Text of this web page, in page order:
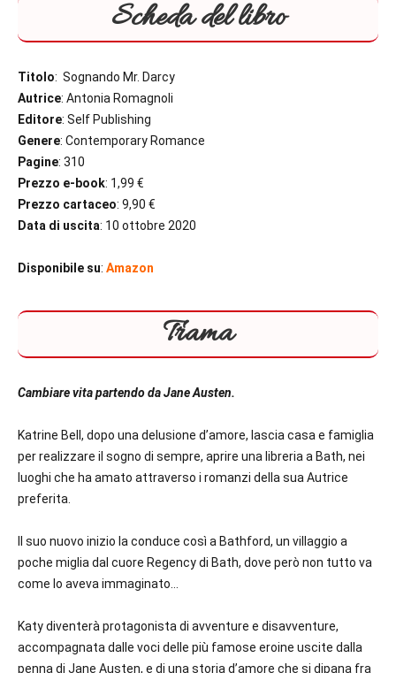
Scheda del libro
Titolo: Sognando Mr. Darcy
Autrice: Antonia Romagnoli
Editore: Self Publishing
Genere: Contemporary Romance
Pagine: 310
Prezzo e-book: 1,99 €
Prezzo cartaceo: 9,90 €
Data di uscita: 10 ottobre 2020
Disponibile su: Amazon
Trama
Cambiare vita partendo da Jane Austen.
Katrine Bell, dopo una delusione d’amore, lascia casa e famiglia
per realizzare il sogno di sempre, aprire una libreria a Bath, nei
luoghi che ha amato attraverso i romanzi della sua Autrice
preferita.
Il suo nuovo inizio la conduce così a Bathford, un villaggio a
poche miglia dal cuore Regency di Bath, dove però non tutto va
come lo aveva immaginato…
Katy diventerà protagonista di avventure e disavventure,
accompagnata dalle voci delle più famose eroine uscite dalla
penna di Jane Austen, e di una storia d’amore che si dipana fra